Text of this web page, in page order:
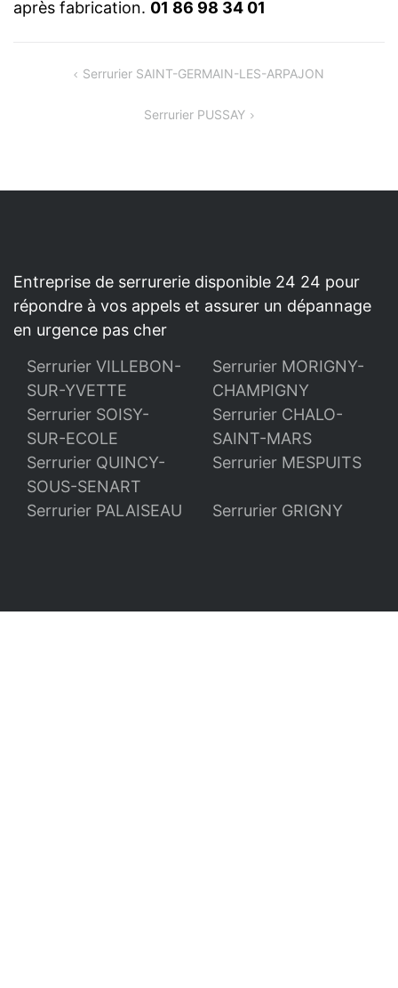
après fabrication. 01 86 98 34 01
NAVIGATIONSerrurier SAINT-GERMAIN-LES-ARPAJON
Serrurier PUSSAY
Entreprise de serrurerie disponible 24 24 pour
répondre à vos appels et assurer un dépannage
en urgence pas cher
Serrurier VILLEBON-
SUR-YVETTE
Serrurier MORIGNY-
CHAMPIGNY
Serrurier SOISY-
SUR-ECOLE
Serrurier CHALO-
SAINT-MARS
Serrurier QUINCY-
SOUS-SENART
Serrurier MESPUITS
Serrurier PALAISEAU Serrurier GRIGNY